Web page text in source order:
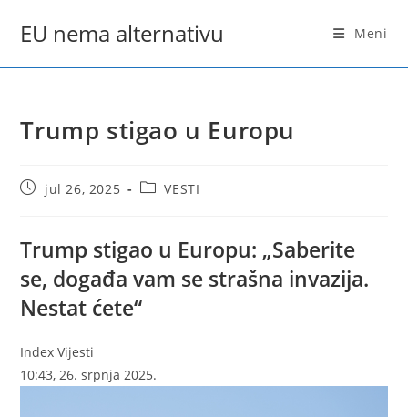
EU nema alternativu Meni
Trump stigao u Europu
Postjul 26, 2025
PostVESTI
Trump stigao u Europu: „Saberite
se, događa vam se strašna invazija.
Nestat ćete“
Index Vijesti
10:43, 26. srpnja 2025.